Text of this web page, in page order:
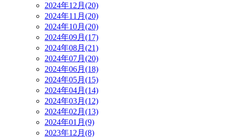
2024年12月(20)
2024年11月(20)
2024年10月(20)
2024年09月(17)
2024年08月(21)
2024年07月(20)
2024年06月(18)
2024年05月(15)
2024年04月(14)
2024年03月(12)
2024年02月(13)
2024年01月(9)
2023年12月(8)